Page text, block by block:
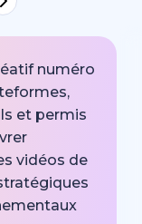
numéro
et permis
vidéos de